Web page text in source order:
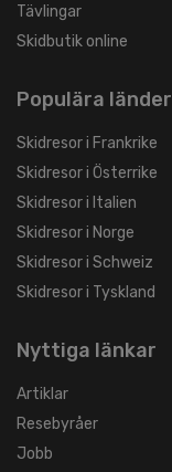
Tävlingar
Skidbutik online
Populära länder
Skidresor i Frankrike
Skidresor i Österrike
Skidresor i Italien
Skidresor i Norge
Skidresor i Schweiz
Skidresor i Tyskland
Nyttiga länkar
Artiklar
Resebyråer
Jobb